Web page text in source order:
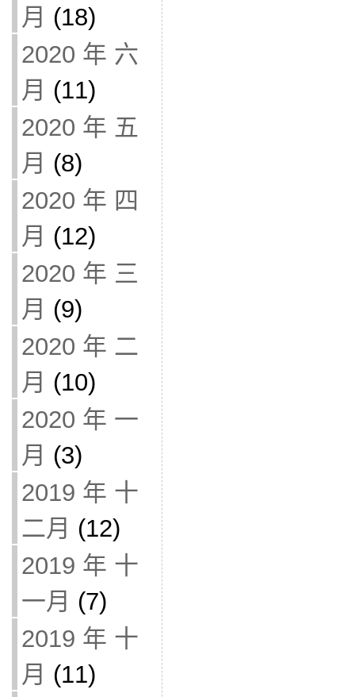
月 (18)
2020 年 六
月 (11)
2020 年 五
月 (8)
2020 年 四
月 (12)
2020 年 三
月 (9)
2020 年 二
月 (10)
2020 年 一
月 (3)
2019 年 十
二月 (12)
2019 年 十
一月 (7)
2019 年 十
月 (11)